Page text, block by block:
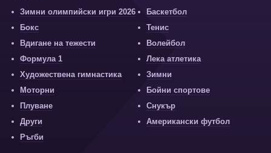
Зимни олимпийски игри 2026
Баскетбол
Бокс
Тенис
Вдигане на тежести
Волейбол
Формула 1
Лека атлетика
Художествена гимнастика
Зимни
Моторни
Бойни спортове
Плуване
Снукър
Други
Американски футбол
Ръгби